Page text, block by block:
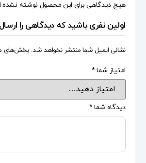
هیچ دیدگاهی برای این محصول نوشته
اولین نفری باشید که دیدگاهی را
نشانی ایمیل شما منتشر نخواهد شد. بخش‌های
امتیاز شما*
دیدگاه شما*